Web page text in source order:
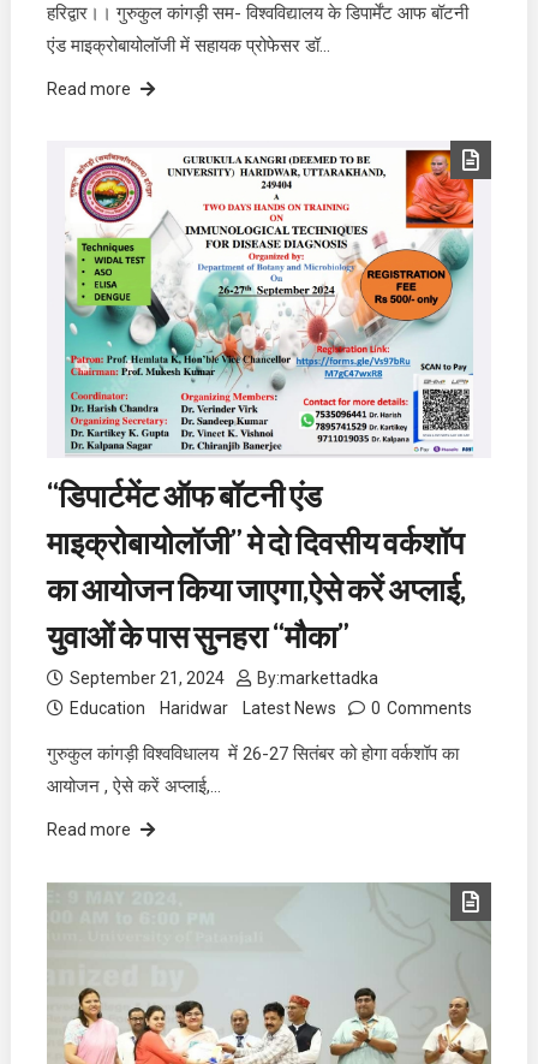
हरिद्वार।। गुरुकुल कांगड़ी सम- विश्वविद्यालय के डिपार्मेंट आफ बॉटनी
एंड माइक्रोबायोलॉजी में सहायक प्रोफेसर डॉ…
Read more
“डिपार्टमेंट ऑफ बॉटनी एंड
माइक्रोबायोलॉजी” मे दो दिवसीय वर्कशॉप
का आयोजन किया जाएगा,ऐसे करें अप्लाई,
युवाओं के पास सुनहरा “मौका”
September 21, 2024 By:markettadka
Education
Haridwar Latest News 0 Comments
गुरुकुल कांगड़ी विश्वविधालय में 26-27 सितंबर को होगा वर्कशॉप का
आयोजन , ऐसे करें अप्लाई,…
Read more